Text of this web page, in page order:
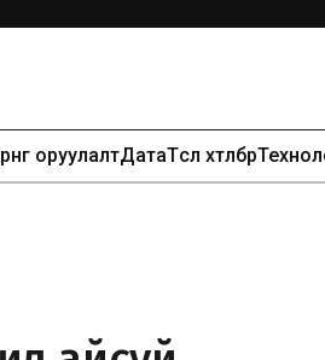
оруулалтДатаТөсөл хөтөлбөр